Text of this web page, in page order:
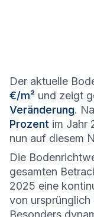
Der aktuelle
€/m² und zeigt
Veränderung.
Prozent im Jahr
nun auf diesem
Die
gesamten
2025 eine
von ursprünglich
Besonders